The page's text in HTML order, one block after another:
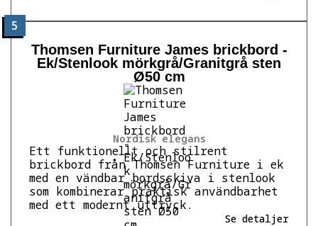
5
Nordisk elegans
Thomsen Furniture James brickbord -
Ek/Stenlook mörkgrå/Granitgrå sten
Ø50 cm
Ett funktionellt och stilrent
brickbord från Thomsen Furniture i ek
med en vändbar bordsskiva i stenlook
som kombinerar praktisk användbarhet
med ett modernt uttryck.
Se detaljer